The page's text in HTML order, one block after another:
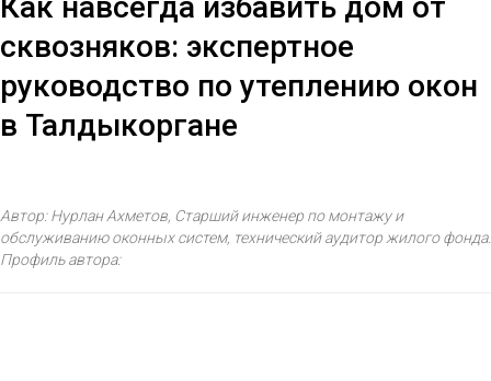
сквозняков: экспертное
руководство по утеплению окон
в Талдыкоргане
Автор: Нурлан Ахметов, Старший инженер по монтажу и
обслуживанию оконных систем, технический аудитор жилого фонда.
Профиль автора: